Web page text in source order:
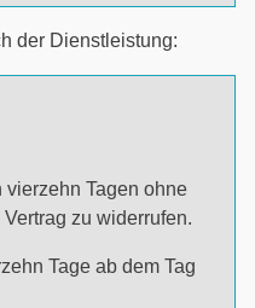
der Dienstleistung:
Tagen ohne
zu widerrufen.
Tage ab dem Tag